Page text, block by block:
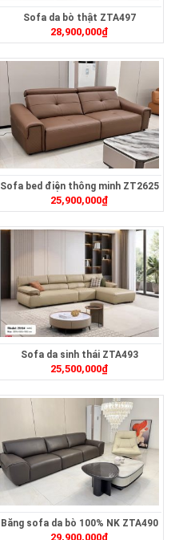
Sofa da bò thật ZTA497
28,900,000₫
Sofa bed điện thông minh ZT2625
25,900,000₫
Sofa da sinh thái ZTA493
25,500,000₫
Băng sofa da bò 100% NK ZTA490
29,900,000₫